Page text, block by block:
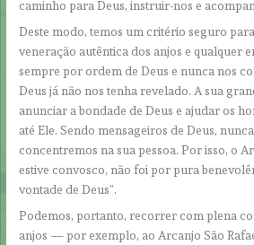
caminho para Deus, instruir-nos e
Deste modo, temos um critério seguro
veneração autêntica dos anjos e qualquer
sempre por ordem de Deus e nunca nos
Deus já não nos tenha revelado. A sua
anunciar a bondade de Deus e ajudar os
até Ele. Sendo mensageiros de Deus,
concentremos na sua pessoa. Por isso, o
estive convosco, não foi por pura
vontade de Deus”.
Podemos, portanto, recorrer com plena
anjos — por exemplo, ao Arcanjo São